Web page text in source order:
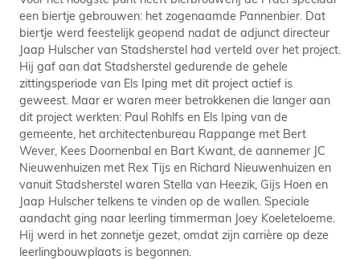
een biertje gebrouwen: het zogenaamde Pannenbier. Dat
biertje werd feestelijk geopend nadat de adjunct directeur
Jaap Hulscher van Stadsherstel had verteld over het project.
Hij gaf aan dat Stadsherstel gedurende de gehele
zittingsperiode van Els Iping met dit project actief is
geweest. Maar er waren meer betrokkenen die langer aan
dit project werkten: Paul Rohlfs en Els Iping van de
gemeente, het architectenbureau Rappange met Bert
Wever, Kees Doornenbal en Bart Kwant, de aannemer JC
Nieuwenhuizen met Rex Tijs en Richard Nieuwenhuizen en
vanuit Stadsherstel waren Stella van Heezik, Gijs Hoen en
Jaap Hulscher telkens te vinden op de wallen. Speciale
aandacht ging naar leerling timmerman Joey Koeleteloeme.
Hij werd in het zonnetje gezet, omdat zijn carrière op deze
leerlingbouwplaats is begonnen.